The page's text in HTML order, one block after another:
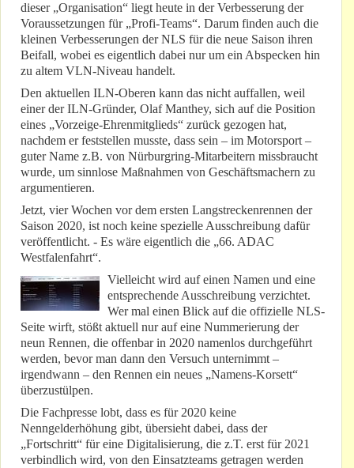
dieser „Organisation“ liegt heute in der Verbesserung der
Voraussetzungen für „Profi-Teams“. Darum finden auch die
kleinen Verbesserungen der NLS für die neue Saison ihren
Beifall, wobei es eigentlich dabei nur um ein Abspecken hin
zu altem VLN-Niveau handelt.
Den aktuellen ILN-Oberen kann das nicht auffallen, weil
einer der ILN-Gründer, Olaf Manthey, sich auf die Position
eines „Vorzeige-Ehrenmitglieds“ zurück gezogen hat,
nachdem er feststellen musste, dass sein – im Motorsport –
guter Name z.B. von Nürburgring-Mitarbeitern missbraucht
wurde, um sinnlose Maßnahmen von Geschäftsmachern zu
argumentieren.
Jetzt, vier Wochen vor dem ersten Langstreckenrennen der
Saison 2020, ist noch keine spezielle Ausschreibung dafür
veröffentlicht. - Es wäre eigentlich die „66. ADAC
Westfalenfahrt“.
Vielleicht wird auf einen Namen und eine
entsprechende Ausschreibung verzichtet.
Wer mal einen Blick auf die offizielle NLS-
Seite wirft, stößt aktuell nur auf eine Nummerierung der
neun Rennen, die offenbar in 2020 namenlos durchgeführt
werden, bevor man dann den Versuch unternimmt –
irgendwann – den Rennen ein neues „Namens-Korsett“
überzustülpen.
Die Fachpresse lobt, dass es für 2020 keine
Nenngelderhöhung gibt, übersieht dabei, dass der
„Fortschritt“ für eine Digitalisierung, die z.T. erst für 2021
verbindlich wird, von den Einsatzteams getragen werden